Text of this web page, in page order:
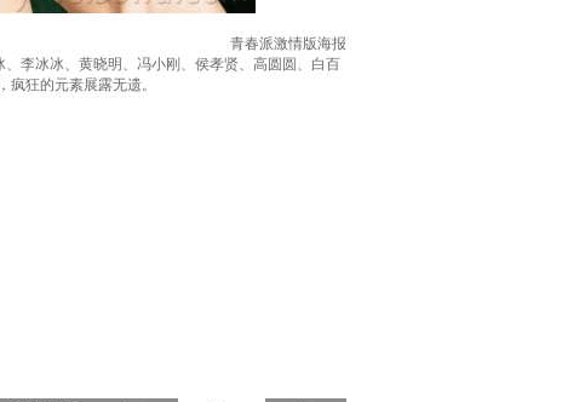
青春派激情版海报
李冰冰、黄晓明、冯小刚、侯孝贤、高圆圆、白百
狂的元素展露无遗。